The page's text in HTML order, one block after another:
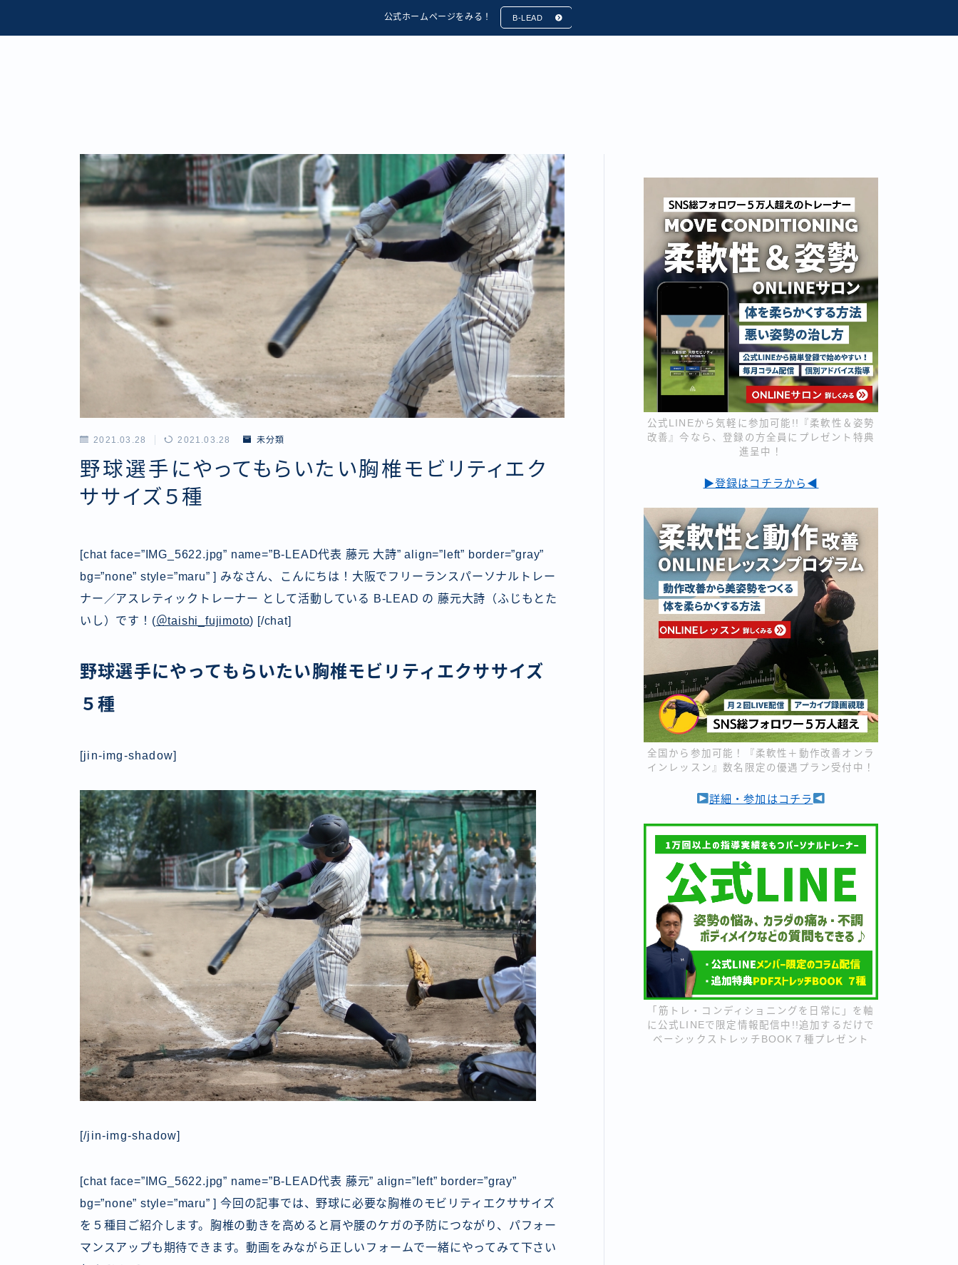
公式ホームページをみる！ B-LEAD
2021.03.28 2021.03.28 未分類
野球選手にやってもらいたい胸椎モビリティエク
ササイズ５種
[chat face=”IMG_5622.jpg” name=”B-LEAD代表 藤元 大詩” align=”left” border=”gray”
bg=”none” style=”maru” ] みなさん、こんにちは！大阪でフリーランスパーソナルトレー
ナー／アスレティックトレーナー として活動している B-LEAD の 藤元大詩（ふじもとた
いし）です！(＠taishi_fujimoto) [/chat]
野球選手にやってもらいたい胸椎モビリティエクササイズ
５種
[jin-img-shadow]
[/jin-img-shadow]
[chat face=”IMG_5622.jpg” name=”B-LEAD代表 藤元” align=”left” border=”gray”
bg=”none” style=”maru” ] 今回の記事では、野球に必要な胸椎のモビリティエクササイズ
を５種目ご紹介します。胸椎の動きを高めると肩や腰のケガの予防につながり、パフォー
マンスアップも期待できます。動画をみながら正しいフォームで一緒にやってみて下さい
公式LINEから気軽に参加可能!!『柔軟性＆姿勢
改善』今なら、登録の方全員にプレゼント特典
進呈中！
▶登録はコチラから◀
全国から参加可能！『柔軟性＋動作改善オンラ
インレッスン』数名限定の優遇プラン受付中！
詳細・参加はコチラ
「筋トレ・コンディショニングを日常に」を軸
に公式LINEで限定情報配信中!!追加するだけで
ベーシックストレッチBOOK７種プレゼント